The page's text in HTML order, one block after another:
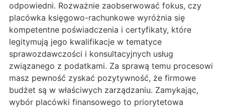
odpowiedni. Rozważnie zaobserwować fokus, czy
placówka księgowo-rachunkowe wyróżnia się
kompetentne poświadczenia i certyfikaty, które
legitymują jego kwalifikacje w tematyce
sprawozdawczości i konsultacyjnych usług
związanego z podatkami. Za sprawą temu procesowi
masz pewność zyskać pozytywność, że firmowe
budżet są w właściwych zarządzaniu. Zamykając,
wybór placówki finansowego to priorytetowa